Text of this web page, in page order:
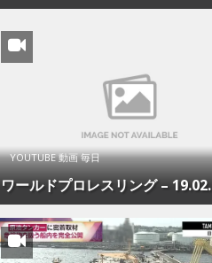
YOUTUBE 動画 毎日
ワールドプロレスリング –